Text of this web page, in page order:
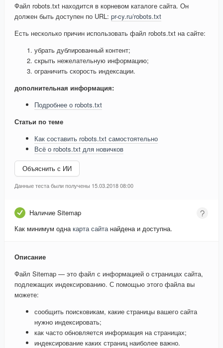
Файл robots.txt находится в корневом каталоге сайта. Он
должен быть доступен по URL: pr-cy.ru/robots.txt
Есть несколько причин использовать файл robots.txt на сайте:
убрать дублированный контент;
скрыть нежелательную информацию;
ограничить скорость индексации.
дополнительная информация:
Подробнее о robots.txt
Статьи по теме
Как составить robots.txt самостоятельно
Всё о robots.txt для новичков
Объяснить с ИИ
Данные теста были получены 15.03.2018 08:00
Наличие Sitemap
Как минимум одна карта сайта найдена и доступна.
Описание
Файл Sitemap — это файл с информацией о страницах сайта,
подлежащих индексированию. С помощью этого файла вы
можете:
сообщить поисковикам, какие страницы вашего сайта
нужно индексировать;
как часто обновляется информация на страницах;
индексирование каких страниц наиболее важно.